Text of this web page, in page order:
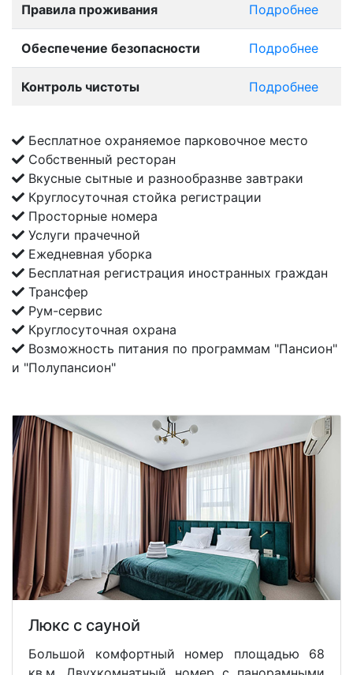
Правила проживания Подробнее
Обеспечение безопасности Подробнее
Контроль чистоты Подробнее
Бесплатное охраняемое парковочное место
Собственный ресторан
Вкусные сытные и разнообразнве завтраки
Круглосуточная стойка регистрации
Просторные номера
Услуги прачечной
Ежедневная уборка
Бесплатная регистрация иностранных граждан
Транcфер
Рум-сервис
Круглосуточная охрана
Возможность питания по программам "Пансион"
и "Полупансион"
Люкс с сауной
Большой комфортный номер площадью 68